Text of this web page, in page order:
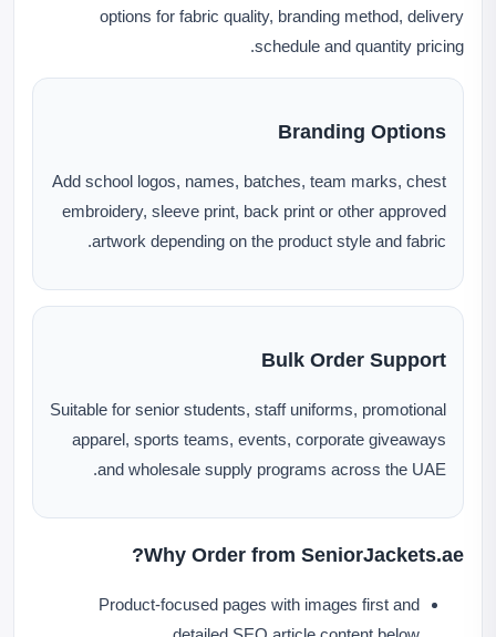
options for fabric quality, branding method, delivery
schedule and quantity pricing.
Branding Options
Add school logos, names, batches, team marks, chest
embroidery, sleeve print, back print or other approved
artwork depending on the product style and fabric.
Bulk Order Support
Suitable for senior students, staff uniforms, promotional
apparel, sports teams, events, corporate giveaways
and wholesale supply programs across the UAE.
Why Order from SeniorJackets.ae?
Product-focused pages with images first and